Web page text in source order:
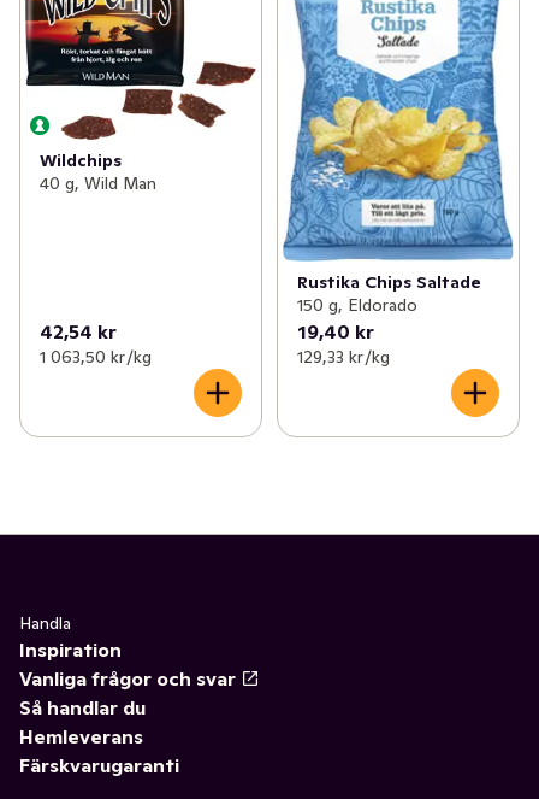
Wildchips
40 g, Wild Man
42,54 kr
1 063,50 kr /kg
Rustika Chips Saltade
150 g, Eldorado
19,40 kr
129,33 kr /kg
Handla
Inspiration
Vanliga frågor och svar
Så handlar du
Hemleverans
Färskvarugaranti